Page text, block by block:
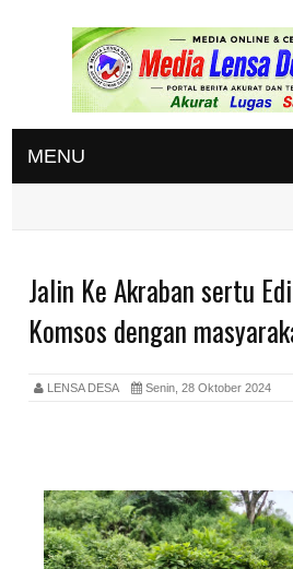
MENU
Jalin Ke Akraban sertu
Komsos dengan
LENSA DESA Senin, 28 Oktober 2024